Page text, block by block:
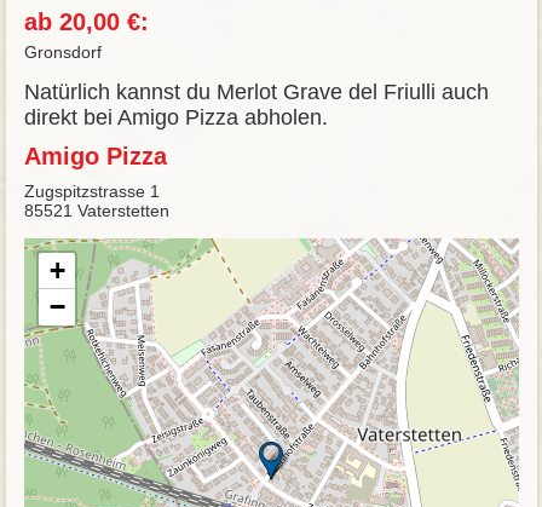
ab 20,00 €:
Gronsdorf
Natürlich kannst du Merlot Grave del Friulli auch
direkt bei Amigo Pizza abholen.
Amigo Pizza
Zugspitzstrasse 1
85521 Vaterstetten
+
−